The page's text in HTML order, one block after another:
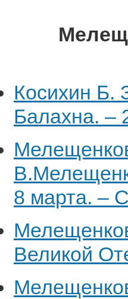
Косихин Б.
Балахна. –
8 марта. –
Великой